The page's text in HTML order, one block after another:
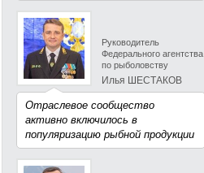
Руководитель
Федерального агентства
по рыболовству
Илья ШЕСТАКОВ
Отраслевое сообщество
активно включилось в
популяризацию рыбной продукции